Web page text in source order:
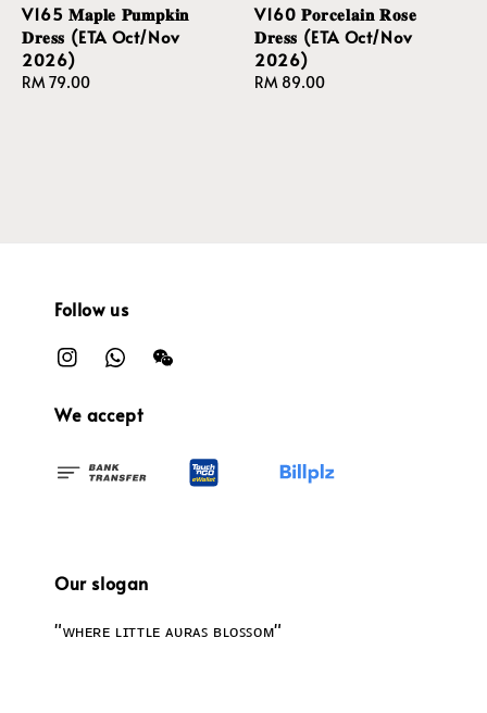
V165 𝐌𝐚𝐩𝐥𝐞 𝐏𝐮𝐦𝐩𝐤𝐢𝐧
𝐃𝐫𝐞𝐬𝐬 (ETA Oct/Nov
2026)
Regular
RM 79.00
V160 𝐏𝐨𝐫𝐜𝐞𝐥𝐚𝐢𝐧 𝐑𝐨𝐬𝐞
𝐃𝐫𝐞𝐬𝐬 (ETA Oct/Nov
2026)
Regular
RM 89.00
Follow us
We accept
Our slogan
"ᴡʜᴇʀᴇ ʟɪᴛᴛʟᴇ ᴀᴜʀᴀꜱ ʙʟᴏꜱꜱᴏᴍ"